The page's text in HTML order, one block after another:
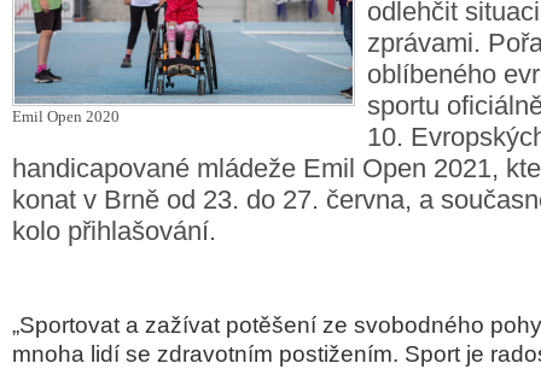
Emil Open 2020
odlehčit
zprávami.
oblíbeného
sportu
10.
handicapované mládeže Emil Open 2021,
konat v Brně od 23. do 27. června, a
kolo přihlašování.
„Sportovat a zažívat potěšení ze svobodného
mnoha lidí se zdravotním postižením. Sport je